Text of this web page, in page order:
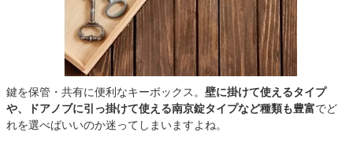
鍵を保管・共有に便利なキーボックス。 壁に掛けて使えるタイプ
や、ドアノブに引っ掛けて使える南京錠タイプなど種類も豊富でど
れを選べばいいのか迷ってしまいますよね。